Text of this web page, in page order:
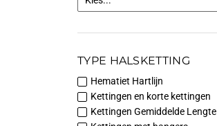
TYPE HALSKETTING
Hematiet Hartlijn
Kettingen en korte kettingen
Kettingen Gemiddelde Lengte